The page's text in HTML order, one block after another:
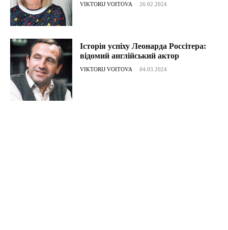
VIKTORIJ VOITOVA - 26.02.2024
Історія успіху Леонарда Россітера:
відомий англійський актор
VIKTORIJ VOITOVA - 04.03.2024